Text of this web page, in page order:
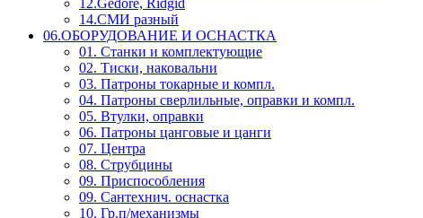
14.СМИ разный
06.ОБОРУДОВАНИЕ И ОСНАСТКА
01. Станки и комплектующие
02. Тиски, наковальни
03. Патроны токарные и компл.
04. Патроны сверлильные, оправки и компл.
05. Втулки, оправки
06. Патроны цанговые и цанги
07. Центра
08. Струбцины
09. Приспособления
09. Сантехнич. оснастка
10. Гр.п/механизмы